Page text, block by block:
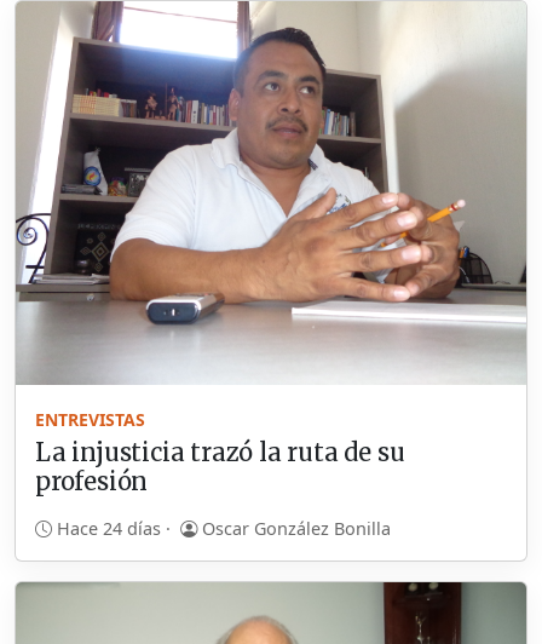
ENTREVISTAS
La injusticia trazó la ruta de su
profesión
Hace 24 días · Oscar González Bonilla